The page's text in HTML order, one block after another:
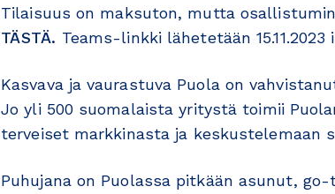
Tilaisuus on maksuton, mutta
TÄSTÄ. Teams-linkki lähetetään
Kasvava ja vaurastuva Puola on
Jo yli 500 suomalaista yritystä toimii
terveiset markkinasta ja keskustelemaan
Puhujana on Puolassa pitkään asunut,